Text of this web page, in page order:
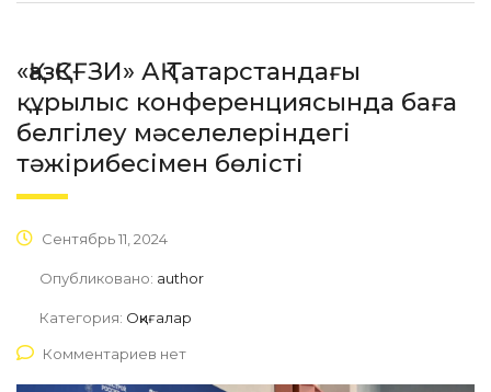
«ҚазҚСҒЗИ» АҚ Татарстандағы
құрылыс конференциясында баға
белгілеу мәселелеріндегі
тәжірибесімен бөлісті
Сентябрь 11, 2024
Опубликовано: author
Категория: Оқиғалар
Комментариев нет